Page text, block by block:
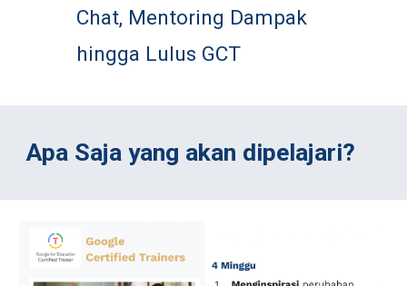
Chat, Mentoring Dampak
hingga Lulus GCT
Apa Saja yang akan dipelajari?